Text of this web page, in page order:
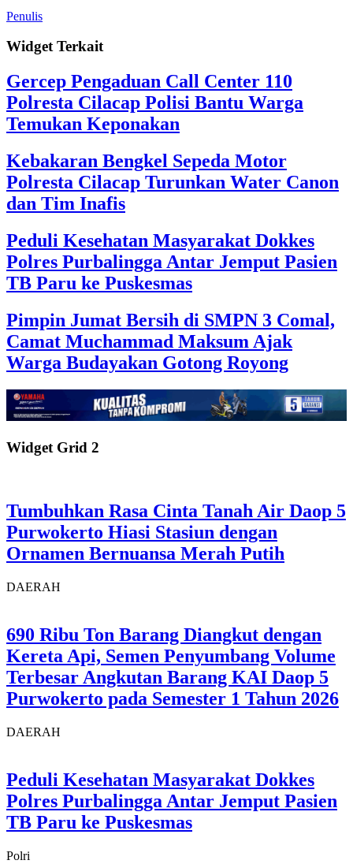
Penulis
Widget Terkait
Gercep Pengaduan Call Center 110
Polresta Cilacap Polisi Bantu Warga
Temukan Keponakan
Kebakaran Bengkel Sepeda Motor
Polresta Cilacap Turunkan Water Canon
dan Tim Inafis
Peduli Kesehatan Masyarakat Dokkes
Polres Purbalingga Antar Jemput Pasien
TB Paru ke Puskesmas
Pimpin Jumat Bersih di SMPN 3 Comal,
Camat Muchammad Maksum Ajak
Warga Budayakan Gotong Royong
Widget Grid 2
Tumbuhkan Rasa Cinta Tanah Air Daop 5
Purwokerto Hiasi Stasiun dengan
Ornamen Bernuansa Merah Putih
DAERAH
690 Ribu Ton Barang Diangkut dengan
Kereta Api, Semen Penyumbang Volume
Terbesar Angkutan Barang KAI Daop 5
Purwokerto pada Semester 1 Tahun 2026
DAERAH
Peduli Kesehatan Masyarakat Dokkes
Polres Purbalingga Antar Jemput Pasien
TB Paru ke Puskesmas
Polri